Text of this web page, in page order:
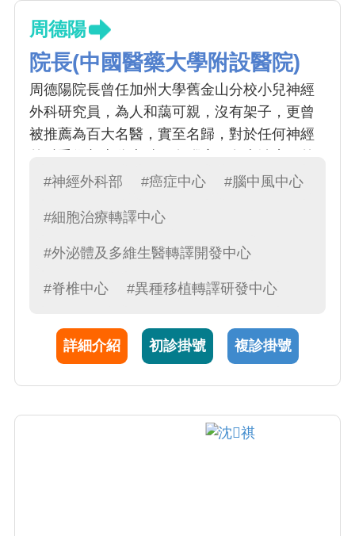
周德陽
院長(中國醫藥大學附設醫院)
周德陽院長曾任加州大學舊金山分校小兒神經
外科研究員，為人和藹可親，沒有架子，更曾
被推薦為百大名醫，實至名歸，對於任何神經
秘體的研究上更是首屈一指，是中國神經外科
#神經外科部 #癌症中心 #腦中風中心
#細胞治療轉譯中心
#外泌體及多維生醫轉譯開發中心
#脊椎中心 #異種移植轉譯研發中心
詳細介紹 初診掛號 複診掛號